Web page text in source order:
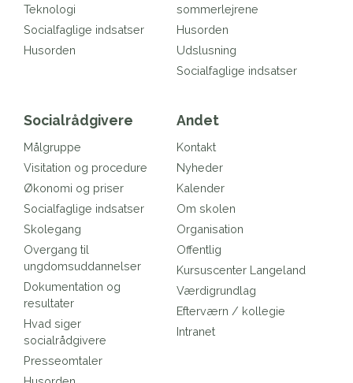
Teknologi
Socialfaglige indsatser
Husorden
sommerlejrene
Husorden
Udslusning
Socialfaglige indsatser
Socialrådgivere
Målgruppe
Visitation og procedure
Økonomi og priser
Socialfaglige indsatser
Skolegang
Overgang til
ungdomsuddannelser
Dokumentation og
resultater
Hvad siger
socialrådgivere
Presseomtaler
Andet
Kontakt
Nyheder
Kalender
Om skolen
Organisation
Offentlig
Kursuscenter Langeland
Værdigrundlag
Efterværn / kollegie
Intranet